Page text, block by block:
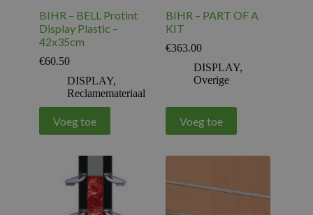
BIHR – BELL Protint
Display Plastic –
42x35cm
€60.50
DISPLAY,
Reclamemateriaal
Voeg toe
BIHR – PART OF A
KIT
€363.00
DISPLAY,
Overige
Voeg toe